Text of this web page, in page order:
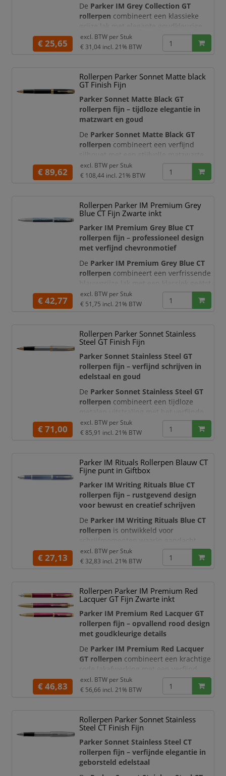
De Parker IM Grey Collection GT
rollerpen combineert een klassieke
details. De verfijnde afwerking,
iconische Parker-pijlclip en
luxueuze uitstraling. Daarmee is de
pen een uitstekende keuze voor
vergaderingen, zakelijke
correspondentie, opleidingen en
dagelijks sch
€ 25,65
excl. BTW per Stuk
€ 31,04 incl. 21% BTW
Rollerpen Parker Sonnet Matte black
GT Finish Fijn
Parker Sonnet Matte Black GT
rollerpen fijn – tijdloze elegantie in
matzwart en goud
De Parker Sonnet Matte Black GT
rollerpen combineert een verfijnd
afwerking en elegante goudkleurige
details. De zorgvuldig afgewerkte
deze luxe rollerpen een professionele
en tijdloze uitstraling. Daarmee is de
pen bijzonder geschikt voor zakelijke co
€ 89,62
excl. BTW per Stuk
€ 108,44 incl. 21% BTW
Rollerpen Parker IM Premium Grey
Blue CT Fijn Zwarte inkt
Parker IM Premium Grey Blue CT
rollerpen fijn – professioneel design
met verfijnd chevronmotief
De Parker IM Premium Grey Blue CT
rollerpen combineert een verfrissende
chevronmotief. De slanke, moderne
vorm wordt geaccentueerd door
Hierdoor is deze premium rollerpen
een representatief schrijfinstrument
voor kantoor, vergaderingen, opleid
€ 42,77
excl. BTW per Stuk
€ 51,75 incl. 21% BTW
Rollerpen Parker Sonnet Stainless
Steel GT Finish Fijn
Parker Sonnet Stainless Steel GT
rollerpen fijn – verfijnd schrijven in
edelstaal en goud
De Parker Sonnet Stainless Steel GT
rollerpen combineert een tijdloze
metalen uitstraling met het verfijnde
schrijfcomfort van de Parker Sonnet-
collectie. De houder en dop zijn
metaaleffect. De goudkleurige
sierdelen en iconische Parker-pijlclip
zorgen voor een stijlvol contrast en
geven de
€ 71,00
excl. BTW per Stuk
€ 85,91 incl. 21% BTW
Parker IM Rituals Rollerpen Blauw CT
Fijne punt in Giftbox
Parker IM Writing Rituals Blue CT
rollerpen fijn – rustgevend design
voor bewust en creatief schrijven
De Parker IM Writing Rituals Blue CT
rollerpen is ontwikkeld voor
schrijfmomenten waarin aandacht,
creativiteit en persoonlijke expressie
centraal staan. De blauwe
gecombineerd met verfijnde
chroomkleurige details en de iconische
Parker-pijlclip. Zo ontstaat een modern
en uitgebalanc
€ 27,13
excl. BTW per Stuk
€ 32,83 incl. 21% BTW
Rollerpen Parker IM Premium Red
Lacquer GT Fijn Zwarte inkt
Parker IM Premium Red Lacquer GT
rollerpen fijn – opvallend rood design
met goudkleurige details
De Parker IM Premium Red Lacquer
GT rollerpen combineert een krachtige
rode lakafwerking met een verfijnd
lijnmotief en elegante goudkleurige
details. De slanke, taps toelopende
zelfverzekerde uitstraling. Hierdoor is
deze premium rollerpen geschikt voor
dagelijks zakelijk gebruik,
€ 46,83
excl. BTW per Stuk
€ 56,66 incl. 21% BTW
Rollerpen Parker Sonnet Stainless
Steel CT Finish Fijn
Parker Sonnet Stainless Steel CT
rollerpen fijn – verfijnde elegantie in
geborsteld edelstaal